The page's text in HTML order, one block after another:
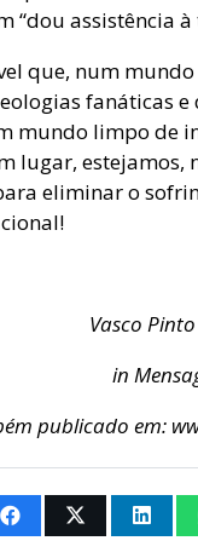
“dou assistência à
que, num
fanáticas e
mundo limpo de
lugar, estejamos,
eliminar o
Vasco
in
publicado em: